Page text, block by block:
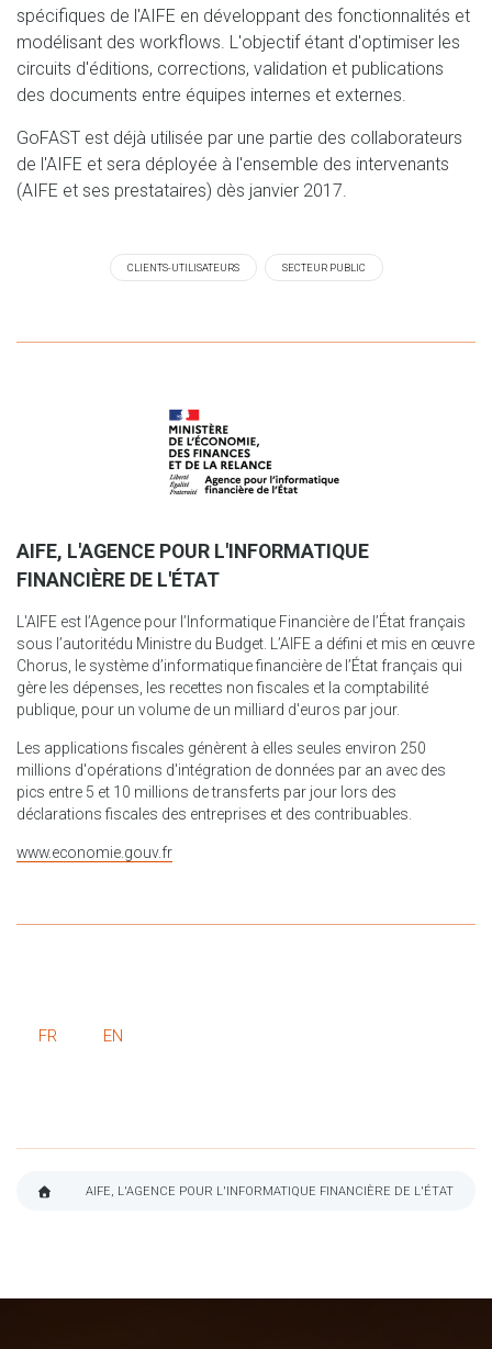
spécifiques de l'AIFE en développant des fonctionnalités et
modélisant des workflows. L'objectif étant d'optimiser les
circuits d'éditions, corrections, validation et publications
des documents entre équipes internes et externes.
GoFAST est déjà utilisée par une partie des collaborateurs
de l'AIFE et sera déployée à l'ensemble des intervenants
(AIFE et ses prestataires) dès janvier 2017.
CLIENTS-UTILISATEURS SECTEUR PUBLIC
AIFE, L'AGENCE POUR L'INFORMATIQUE
FINANCIÈRE DE L'ÉTAT
L'AIFE est l’Agence pour l’Informatique Financière de l’État français
sous l’autoritédu Ministre du Budget. L’AIFE a défini et mis en œuvre
Chorus, le système d’informatique financière de l’État français qui
gère les dépenses, les recettes non fiscales et la comptabilité
publique, pour un volume de un milliard d'euros par jour.
Les applications fiscales génèrent à elles seules environ 250
millions d'opérations d'intégration de données par an avec des
pics entre 5 et 10 millions de transferts par jour lors des
déclarations fiscales des entreprises et des contribuables.
www.economie.gouv.fr
FR EN
AIFE, L'AGENCE POUR L'INFORMATIQUE FINANCIÈRE DE L'ÉTAT